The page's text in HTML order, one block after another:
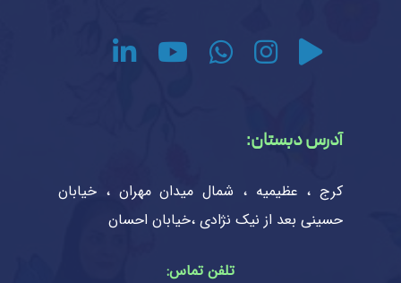
آدرس دبستان:
کرج ، عظیمیه ، شمال میدان مهران ، خیابان
حسینی بعد از نیک نژادی ،خیابان احسان
تلفن تماس: